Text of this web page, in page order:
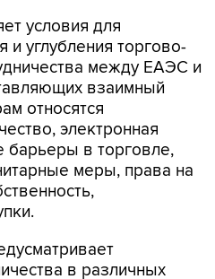
условия для
и углубления торгово-
между ЕАЭС и
взаимный
относятся
электронная
барьеры в торговле,
меры, права на
в различных